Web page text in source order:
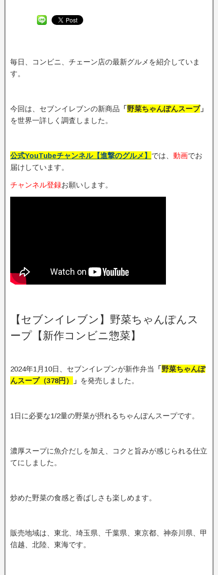
毎日、コンビニ、チェーン店の最新グルメを紹介していま
す。
今回は、セブンイレブンの新商品 「野菜ちゃんぽんスープ」
を世界一詳しく調査しました。
公式YouTubeチャンネル【進撃のグルメ】 では、 動画でお
届けしています。
チャンネル登録お願いします。
【セブンイレブン】野菜ちゃんぽんス
ープ【新作コンビニ惣菜】
2024年1月10日、セブンイレブンが新作弁当 「野菜ちゃんぽ
んスープ（378円） 」 を発売しました。
1日に必要な1/2量の野菜が摂れるちゃんぽんスープです。
濃厚スープに魚介だしを加え、コクと旨みが感じられる仕立
てにしました。
炒めた野菜の食感と香ばしさも楽しめます。
販売地域は、東北、埼玉県、千葉県、東京都、神奈川県、甲
信越、北陸、東海です。